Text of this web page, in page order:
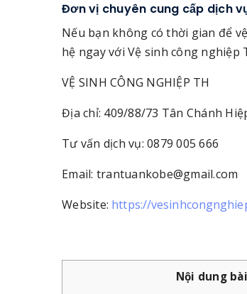
Đơn vị chuyên cung cấp dịch
Nếu bạn không có thời gian để
hệ ngay với Vệ sinh công nghiệp
VỆ SINH CÔNG NGHIỆP TH
Địa chỉ: 409/88/73 Tân Chánh
Tư vấn dịch vụ: 0879 005 666
Email: trantuankobe@gmail.com
Website: https://
Nội dung